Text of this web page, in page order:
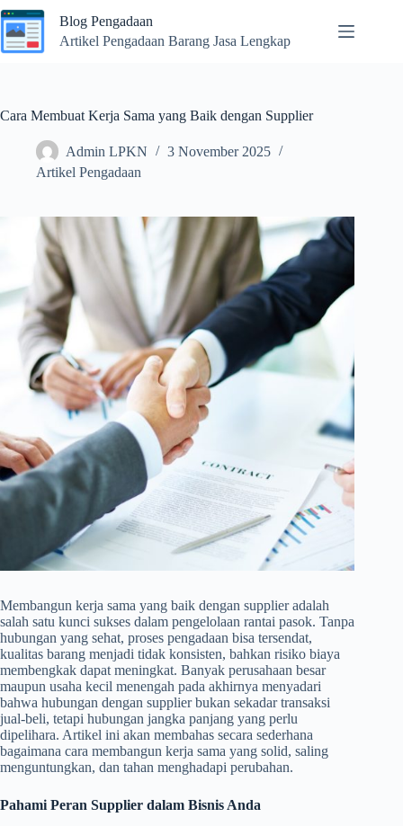
Skip
to
content
Blog Pengadaan
Artikel Pengadaan Barang Jasa Lengkap
Cara Membuat Kerja Sama yang Baik dengan Supplier
Admin LPKN
3 November 2025
Artikel Pengadaan
Membangun kerja sama yang baik dengan supplier adalah
salah satu kunci sukses dalam pengelolaan rantai pasok. Tanpa
hubungan yang sehat, proses pengadaan bisa tersendat,
kualitas barang menjadi tidak konsisten, bahkan risiko biaya
membengkak dapat meningkat. Banyak perusahaan besar
maupun usaha kecil menengah pada akhirnya menyadari
bahwa hubungan dengan supplier bukan sekadar transaksi
jual-beli, tetapi hubungan jangka panjang yang perlu
dipelihara. Artikel ini akan membahas secara sederhana
bagaimana cara membangun kerja sama yang solid, saling
menguntungkan, dan tahan menghadapi perubahan.
Pahami Peran Supplier dalam Bisnis Anda